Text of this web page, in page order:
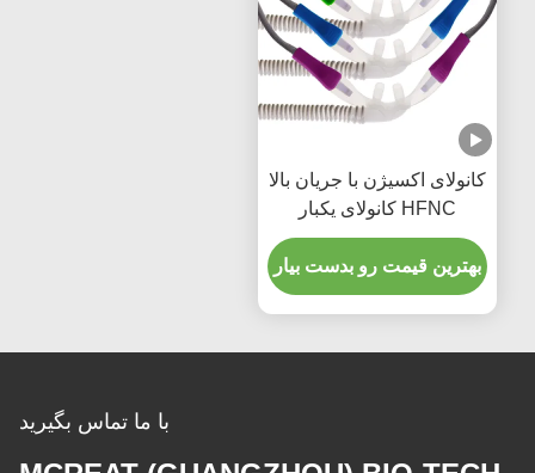
کانولای اکسیژن با جریان بالا
HFNC کانولای یکبار
مصرفی با جریان بالا
بهترین قیمت رو بدست بیار
با ما تماس بگیرید